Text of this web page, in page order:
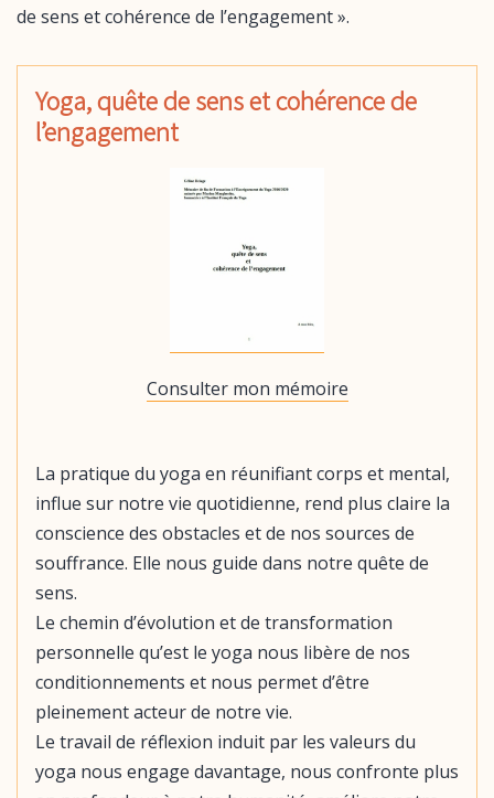
de sens et cohérence de l’engagement ».
Yoga, quête de sens et cohérence de
l’engagement
Consulter mon mémoire
La pratique du yoga en réunifiant corps et mental,
influe sur notre vie quotidienne, rend plus claire la
conscience des obstacles et de nos sources de
souffrance. Elle nous guide dans notre quête de
sens.
Le chemin d’évolution et de transformation
personnelle qu’est le yoga nous libère de nos
conditionnements et nous permet d’être
pleinement acteur de notre vie.
Le travail de réflexion induit par les valeurs du
yoga nous engage davantage, nous confronte plus